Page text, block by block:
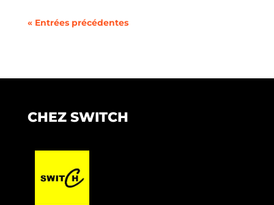
« Entrées précédentes
CHEZ SWITCH